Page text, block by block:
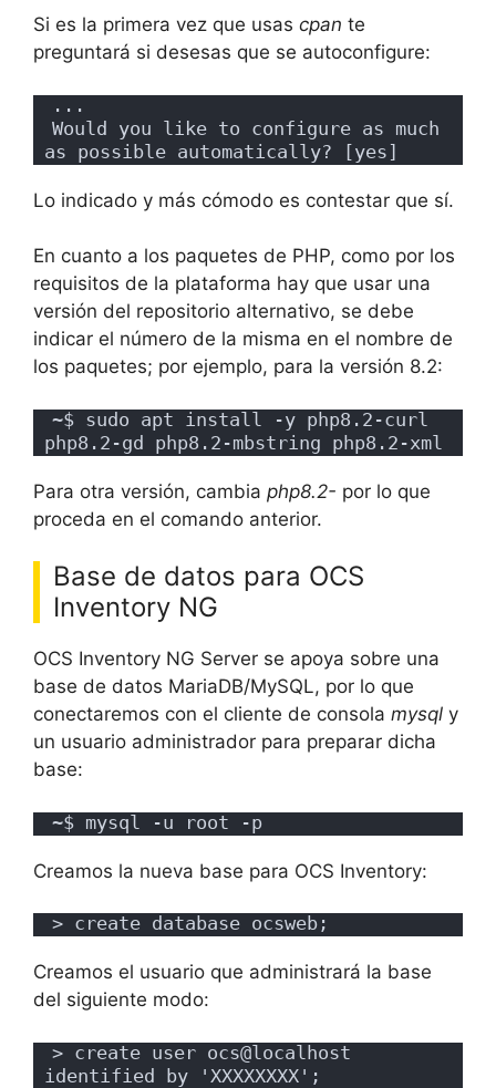
Si es la primera vez que usas cpan te
preguntará si desesas que se autoconfigure:
...
Would you like to configure as much
as possible automatically? [yes]
Lo indicado y más cómodo es contestar que sí.
En cuanto a los paquetes de PHP, como por los
requisitos de la plataforma hay que usar una
versión del repositorio alternativo, se debe
indicar el número de la misma en el nombre de
los paquetes; por ejemplo, para la versión 8.2:
~$ sudo apt install -y php8.2-curl
php8.2-gd php8.2-mbstring php8.2-xml
Para otra versión, cambia php8.2- por lo que
proceda en el comando anterior.
Base de datos para OCS
Inventory NG
OCS Inventory NG Server se apoya sobre una
base de datos MariaDB/MySQL, por lo que
conectaremos con el cliente de consola mysql y
un usuario administrador para preparar dicha
base:
~$ mysql -u root -p
Creamos la nueva base para OCS Inventory:
> create database ocsweb;
Creamos el usuario que administrará la base
del siguiente modo:
> create user ocs@localhost
identified by 'XXXXXXXX';